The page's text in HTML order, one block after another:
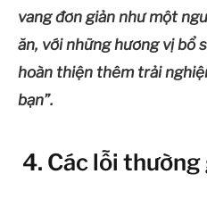
vang đơn giản như một
ăn, với những hương vị bổ
hoàn thiện thêm trải
bạn”.
4. Các lỗi thường